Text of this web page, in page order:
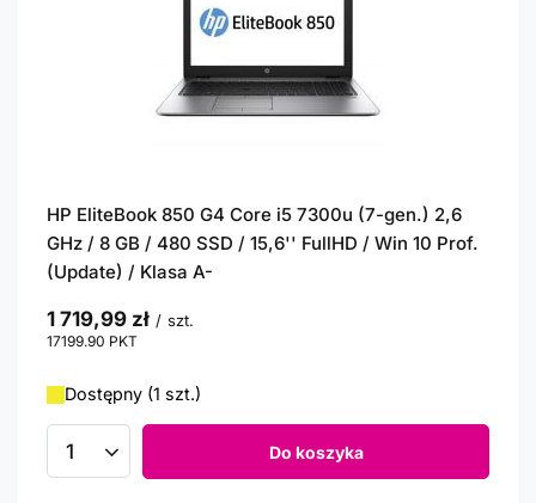
HP EliteBook 850 G4 Core i5 7300u (7-gen.) 2,6
GHz / 8 GB / 480 SSD / 15,6'' FullHD / Win 10 Prof.
(Update) / Klasa A-
1 719,99 zł / szt.
17199.90 PKT
Dostępny (1 szt.)
Ilość produktów Do koszyka